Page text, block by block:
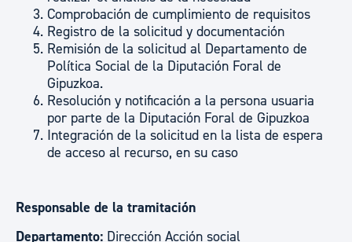
Comprobación de cumplimiento de requisitos
Registro de la solicitud y documentación
Remisión de la solicitud al Departamento de
Política Social de la Diputación Foral de
Gipuzkoa.
Resolución y notificación a la persona usuaria
por parte de la Diputación Foral de Gipuzkoa
Integración de la solicitud en la lista de espera
de acceso al recurso, en su caso
Responsable de la tramitación
Departamento: Dirección Acción social